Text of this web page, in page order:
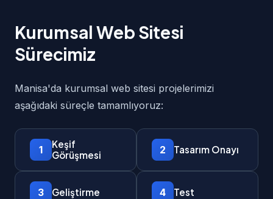
Kurumsal Web Sitesi
Sürecimiz
Manisa'da kurumsal web sitesi projelerimizi
aşağıdaki süreçle tamamlıyoruz:
1
Keşif
Görüşmesi
2 Tasarım Onayı
3 Geliştirme 4 Test